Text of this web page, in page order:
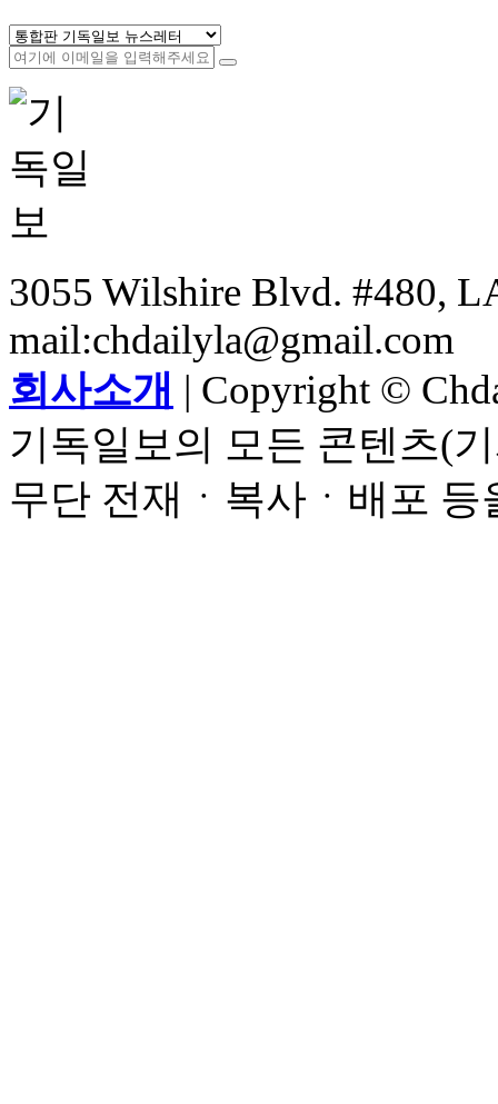
3055 Wilshire Blvd. #480,
mail:chdailyla@gmail.com
회사소개 | Copyright ©
기독일보의 모든 콘텐츠(
무단 전재ㆍ복사ㆍ배포 등